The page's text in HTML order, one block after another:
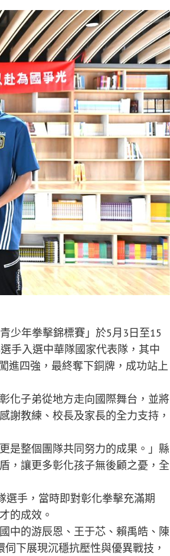
少年拳擊錦標賽」於5月3日至15
手入選中華隊國家代表隊，其中
進四強，最終奪下銅牌，成功站上
化子弟從地方走向國際舞台，並將
謝教練、校長及家長的全力支持，
是整個團隊共同努力的成果。」縣
，讓更多彰化孩子無後顧之憂，全
選手，當時即對彰化拳擊充滿期
的成效。
中的游辰恩、王于芯、賴禹皓、陳
下展現沉穩抗壓性與優異戰技，